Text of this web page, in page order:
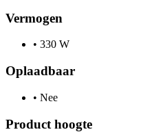
Vermogen
• 330 W
Oplaadbaar
• Nee
Product hoogte